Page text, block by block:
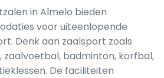
in Almelo bieden
voor uiteenlopende
Denk aan zaalsport zoals
zaalvoetbal, badminton, korfbal,
De faciliteiten